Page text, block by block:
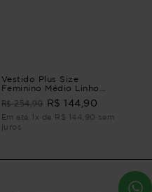
Vestido Plus Size
Feminino Médio Linho
R$ 254,90 R$ 144,90
Em até 1x de R$ 144,90 sem
juros